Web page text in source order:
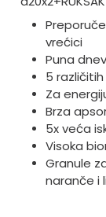
vrećici
Puna
5
Za
Brza
5x veća
Visoka
Granule
naranče i